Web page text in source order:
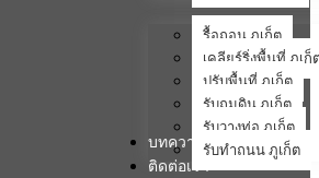
รื้อถอน ภูเก็ต
เคลียร์ริ่งพื้นที่ ภูเก็
ปรับพื้นที่ ภูเก็ต
รับถมดิน ภูเก็ต
รับวางท่อ ภูเก็ต
รับทำถนน ภูเก็ต
บทความ
ติดต่อเรา